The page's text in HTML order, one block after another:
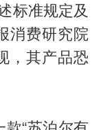
标准规定及
消费研究院
，其产品恐